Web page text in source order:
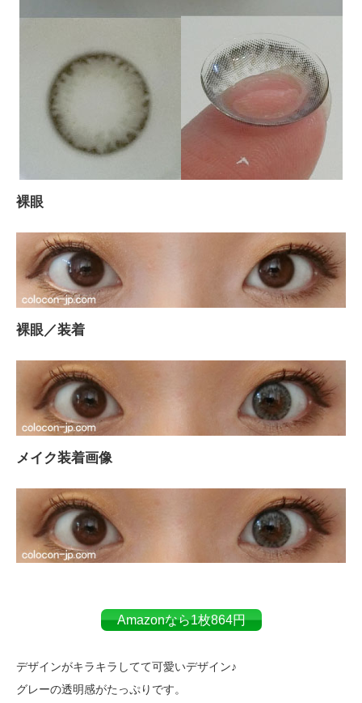
裸眼
裸眼／装着
メイク装着画像
Amazonなら1枚864円
デザインがキラキラしてて可愛いデザイン♪
グレーの透明感がたっぷりです。